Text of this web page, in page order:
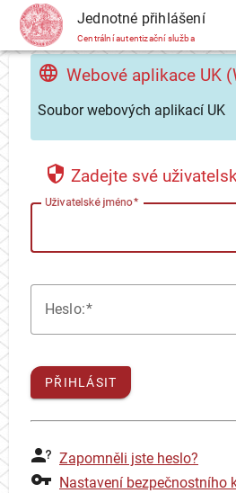
CAS Jednotné přihlášení
Centrální autentizační služba
Webové aplikace UK
Soubor webových aplikací UK
Zadejte své
Uživatelské jméno
Heslo:
PŘIHLÁSIT
Zapomněli jste heslo?
Nastavení bezpečnostního